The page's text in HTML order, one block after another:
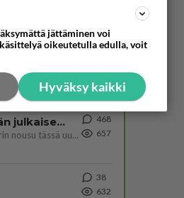
722
Perussuomalaisten kannatus nousi rytinällä Ylen tänään julkaisemassa tuoreimmassa gallup-kyselyssä.
https://yle.fi/a/74-20239449 Perussuomalaisilla hurja- ja ylivoimaisesti suurin nousu tässä uudessa Ylen gallupissa. Kyl
468
657
38
632
jättäminen voi
oikeutetulla edulla, voit
Hyväksy kaikki